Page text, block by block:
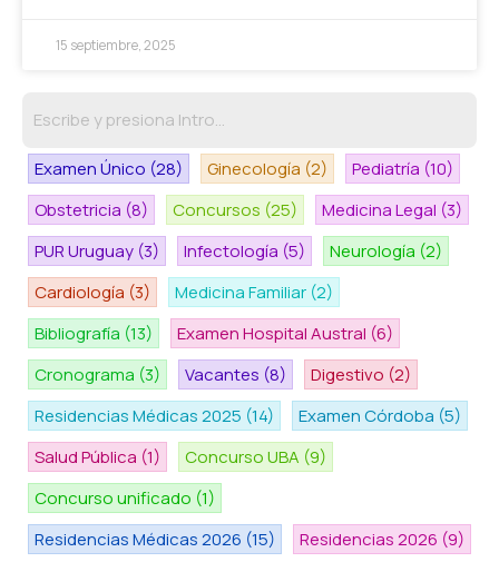
15 septiembre, 2025
Examen Único (28) Ginecología (2) Pediatría (10)
Obstetricia (8) Concursos (25) Medicina Legal (3)
PUR Uruguay (3) Infectología (5) Neurología (2)
Cardiología (3) Medicina Familiar (2)
Bibliografía (13) Examen Hospital Austral (6)
Cronograma (3) Vacantes (8) Digestivo (2)
Residencias Médicas 2025 (14) Examen Córdoba (5)
Salud Pública (1) Concurso UBA (9)
Concurso unificado (1)
Residencias Médicas 2026 (15) Residencias 2026 (9)